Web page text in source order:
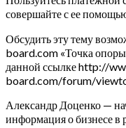
совершайте с ее
Обсудить эту тему
board.com «Точка
данной ссылке http://
board.com/forum/
Александр Доценко —
информация о бизнесе в